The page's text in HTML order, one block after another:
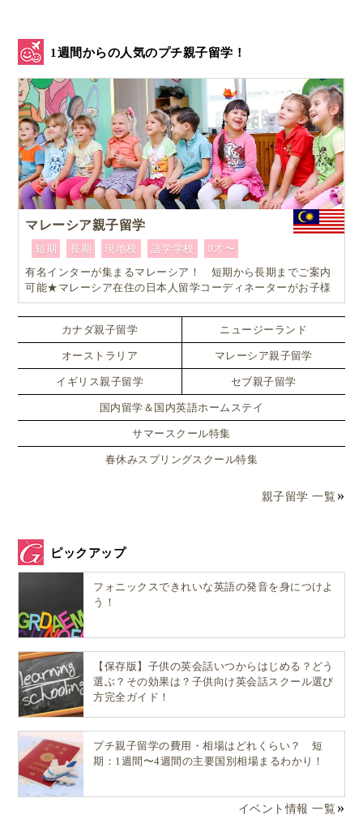
1週間からの人気のプチ親子留学！
マレーシア親子留学
短期 長期 現地校 語学学校
0才〜
有名インターが集まるマレーシア！ 短期から長期までご案内
可能★マレーシア在住の日本人留学コーディネーターがお子様
お一人おひとりに合ったワンランク上のマレーシア親子留学を
カスタマイズ
カナダ親子留学
ニュージーランド
オーストラリア マレーシア親子留学
イギリス親子留学 セブ親子留学
国内留学＆国内英語ホームステイ
サマースクール特集
春休みスプリングスクール特集
親子留学 一覧
ピックアップ
フォニックスできれいな英語の発音を身につけよ
う！
【保存版】子供の英会話いつからはじめる？どう
選ぶ？その効果は？子供向け英会話スクール選び
方完全ガイド！
プチ親子留学の費用・相場はどれくらい？ 短
期：1週間〜4週間の主要国別相場まるわかり！
イベント情報 一覧